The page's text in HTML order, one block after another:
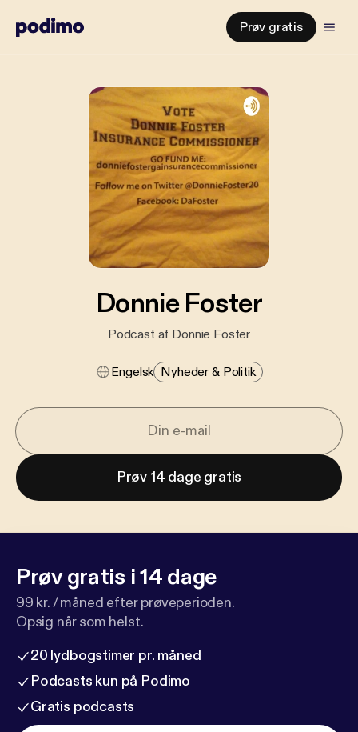
Prøv gratis
Donnie Foster
Podcast af Donnie Foster
Engelsk Nyheder & Politik
Prøv 14 dage gratis
Prøv gratis i 14 dage
99 kr. / måned efter prøveperioden.
Opsig når som helst.
20 lydbogstimer pr. måned
Podcasts kun på Podimo
Gratis podcasts